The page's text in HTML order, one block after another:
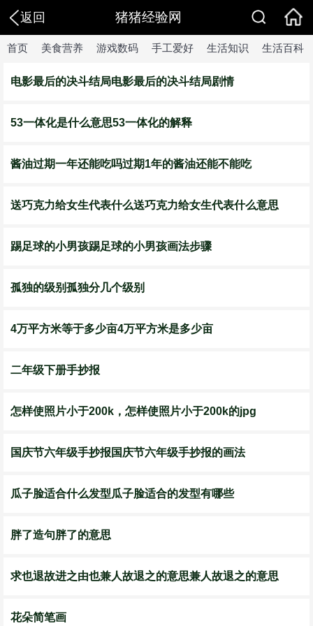
返回 猪猪经验网
首页 美食营养 游戏数码 手工爱好 生活知识 生活百科
电影最后的决斗结局电影最后的决斗结局剧情
53一体化是什么意思53一体化的解释
酱油过期一年还能吃吗过期1年的酱油还能不能吃
送巧克力给女生代表什么送巧克力给女生代表什么意思
踢足球的小男孩踢足球的小男孩画法步骤
孤独的级别孤独分几个级别
4万平方米等于多少亩4万平方米是多少亩
二年级下册手抄报
怎样使照片小于200k，怎样使照片小于200k的jpg
国庆节六年级手抄报国庆节六年级手抄报的画法
瓜子脸适合什么发型瓜子脸适合的发型有哪些
胖了造句胖了的意思
求也退故进之由也兼人故退之的意思兼人故退之的意思
花朵简笔画